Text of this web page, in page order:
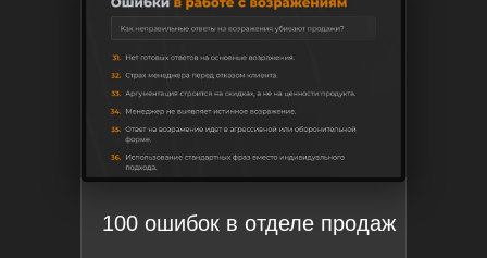
100 ошибок в отделе продаж